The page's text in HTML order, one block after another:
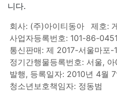
니다.
회사: (주)아이티동아
제호:
사업자등록번호: 101-86-
통신판매: 제 2017-서울마포-
정기간행물등록번호: 서울,
발행, 등록일자: 2010년 4월 7
청소년보호책임자: 정동범